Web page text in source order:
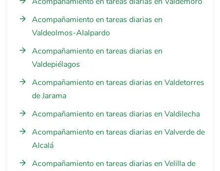
Acompañamiento en tareas diarias en
Valdeolmos-Alalpardo
Acompañamiento en tareas diarias en
Valdepiélagos
Acompañamiento en tareas diarias en Valdetorres
de Jarama
Acompañamiento en tareas diarias en Valdilecha
Acompañamiento en tareas diarias en Valverde de
Alcalá
Acompañamiento en tareas diarias en Velilla de